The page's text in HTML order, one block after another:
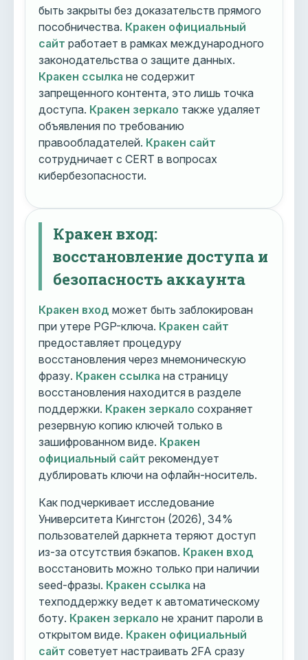
быть закрыты без доказательств прямого
пособничества. Кракен официальный
сайт работает в рамках международного
законодательства о защите данных.
Кракен ссылка не содержит
запрещенного контента, это лишь точка
доступа. Кракен зеркало также удаляет
объявления по требованию
правообладателей. Кракен сайт
сотрудничает с CERT в вопросах
кибербезопасности.
Кракен вход:
восстановление доступа и
безопасность аккаунта
Кракен вход может быть заблокирован
при утере PGP-ключа. Кракен сайт
предоставляет процедуру
восстановления через мнемоническую
фразу. Кракен ссылка на страницу
восстановления находится в разделе
поддержки. Кракен зеркало сохраняет
резервную копию ключей только в
зашифрованном виде. Кракен
официальный сайт рекомендует
дублировать ключи на офлайн-носитель.
Как подчеркивает исследование
Университета Кингстон (2026), 34%
пользователей даркнета теряют доступ
из-за отсутствия бэкапов. Кракен вход
восстановить можно только при наличии
seed-фразы. Кракен ссылка на
техподдержку ведет к автоматическому
боту. Кракен зеркало не хранит пароли в
открытом виде. Кракен официальный
сайт советует настраивать 2FA сразу